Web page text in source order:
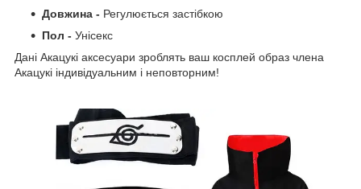
Довжина - Регулюється застібкою
Пол - Унісекс
Дані Акацукі аксесуари зроблять ваш косплей образ члена
Акацукі індивідуальним і неповторним!